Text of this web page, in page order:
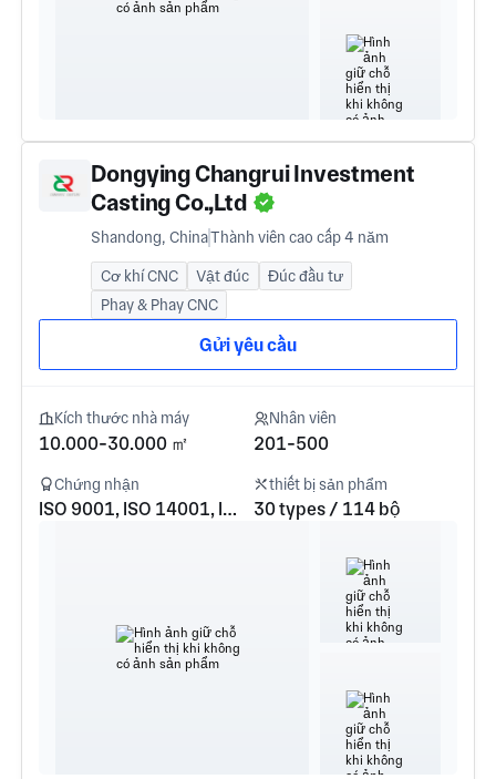
Dongying Changrui Investment
Casting Co.,Ltd
Shandong, ChinaThành viên cao cấp 4 năm
Cơ khí CNC Vật đúc
Đúc đầu tư
Phay & Phay CNC
Gửi yêu cầu
Kích thước nhà máy
10.000-30.000 ㎡
Nhân viên
201-500
Chứng nhận
ISO 9001, ISO 14001, ISO 45001, IATF16949
thiết bị sản phẩm
30 types / 114 bộ